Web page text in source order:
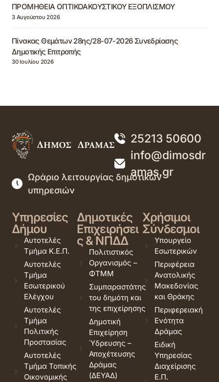
ΠΡΟΜΗΘΕΙΑ ΟΠΤΙΚΟΑΚΟΥΣΤΙΚΟΥ ΕΞΟΠΛΙΣΜΟΥ
3 Αυγούστου 2026
Πίνακας Θεμάτων 28ης/28-07-2026 Συνεδρίασης
Δημοτικής Επιτροπής
30 Ιουλίου 2026
25213 50600
info@dimosdr
amas.gr
Ωράριο λειτουργίας δημοτικών
υπηρεσιών
Υπηρεσίες
Δήμου
Αυτοτελές
Τμήμα Κ.Ε.Π.
Αυτοτελές
Τμήμα
Εσωτερικού
Ελέγχου
Αυτοτελές
Τμήμα
Πολιτικής
Προστασίας
Αυτοτελές
Τμήμα Τοπικής
Οικονομικής
Δημοτικές
Επιχειρήσει
ς & ΝΠΔΔ
Πολιτιστικός
Οργανισμός –
ΦΤΜΜ
Συμπαραστάτης
του δημότη και
της επιχείρησης
Δημοτική
Επιχείρηση
Ύδρευσης –
Αποχέτευσης
Δράμας
(ΔΕΥΑΔ)
Χρήσιμοι
Σύνδεσμοι
Υπουργείο
Εσωτερικών
Περιφέρεια
Ανατολικής
Μακεδονίας
και Θράκης
Περιφερειακή
Ενότητα
Δράμας
Ειδική
Υπηρεσίας
Διαχείρισης
Ε.Π.